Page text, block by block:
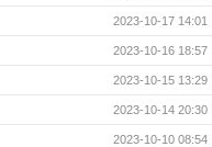
2023-10-17 14:01
2023-10-16 18:57
2023-10-15 13:29
2023-10-14 20:30
2023-10-10 08:54